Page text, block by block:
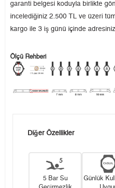
garanti belgesi koduyla birlikte
incelediğiniz 2.500 TL ve üzeri
kargo ile 3 iş günü içinde
Ölçü Rehberi
Diğer Özellikler
5 Bar Su
Günlük